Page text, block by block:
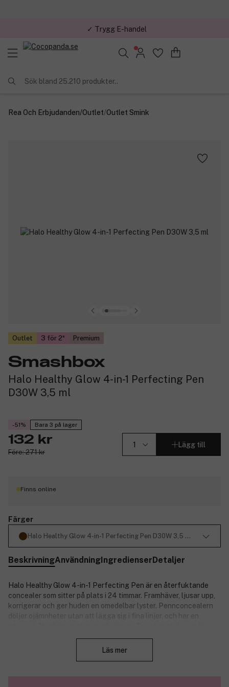
✓ Trygg E-handel
Sök bland 25.210 produkter..
Rea Och Erbjudanden/Outlet/Outlet Smink
Outlet 3 för 2 Premium
Smashbox
Halo Healthy Glow 4-in-1 Perfecting Pen
D30W 3,5 ml
-51% Bara 3 på lager
132 kr
Före: 271 kr
Lägg till
Finns online
Färger
Halo Healthy Glow 4-in-1 Perfecting Pen D30W 3,5 ml
BeskrivningAnvändning Ingredienser Detaljer
Halo Healthy Glow 4-in-1 Perfecting Pen är en återfuktande
concealer som sitter på plats i 24 timmar. Framhäver, ljusar upp,
korrigerar och ger huden en omedelbar lyster. Pennconcealern
döljer ojämnheter utan att lägga sig i fina linjer, och har en
naturlig och fräsch look. Med fuktgivande hyaluronsyra, E-
vitamin, grönt te och ginseng.Läs mer